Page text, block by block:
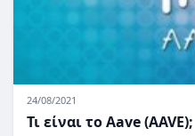
24/08/2021
Τι είναι το Aave (AAVE);